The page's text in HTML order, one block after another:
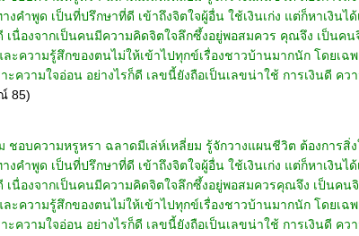
คำพูด เป็นที่ปรึกษาที่ดี เข้าถึงจิตใจผู้อื่น ใช้เงินเก่ง แต่ก็หาเงิน
เนื่องจากเป็นคนมีความคิดจิตใจลึกซึ้งอยู่พอสมควร คุณจึง เป็นคน
ละความรู้สึกของตนไม่ให้เข้าไปทุกข์เรื่องชาวบ้านมากนัก โดยเ
ะความใจอ่อน อย่างไรก็ดี เลขนี้ยังถือเป็นเลขน่าใช้ การเงินดี คว
85)
ชอบความหรูหรา ฉลาดมีเล่ห์เหลี่ยม รู้จักวางแผนชีวิต ต้องการ
คำพูด เป็นที่ปรึกษาที่ดี เข้าถึงจิตใจผู้อื่น ใช้เงินเก่ง แต่ก็หาเงิน
เนื่องจากเป็นคนมีความคิดจิตใจลึกซึ้งอยู่พอสมควรคุณจึง เป็นคน
ละความรู้สึกของตนไม่ให้เข้าไปทุกข์เรื่องชาวบ้านมากนัก โดยเ
ะความใจอ่อน อย่างไรก็ดี เลขนี้ยังถือเป็นเลขน่าใช้ การเงินดี ค